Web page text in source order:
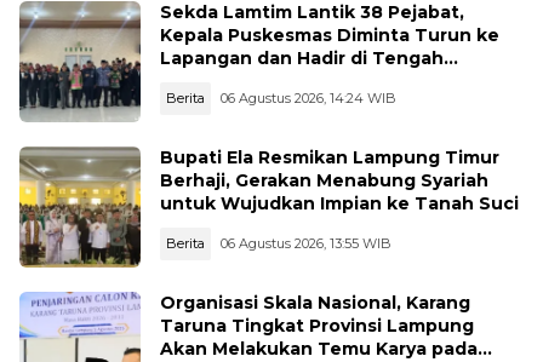
Sekda Lamtim Lantik 38 Pejabat,
Kepala Puskesmas Diminta Turun ke
Lapangan dan Hadir di Tengah
Berita 06 Agustus 2026, 14:24 WIB
Bupati Ela Resmikan Lampung Timur
Berhaji, Gerakan Menabung Syariah
untuk Wujudkan Impian ke Tanah Suci
Berita 06 Agustus 2026, 13:55 WIB
Organisasi Skala Nasional, Karang
Taruna Tingkat Provinsi Lampung
Akan Melakukan Temu Karya pada